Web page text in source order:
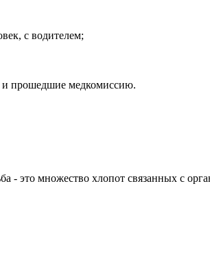
с водителем;
и прошедшие медкомиссию.
это множество хлопот связанных с